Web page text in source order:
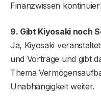
Finanzwissen
9. Gibt Kiyosaki noch
Ja, Kiyosaki
und Vorträge und gibt
Thema
Unabhängigkeit weiter.